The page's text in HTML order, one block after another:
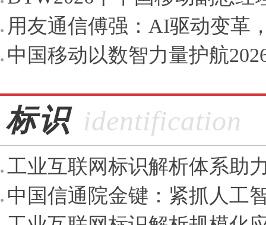
用友通信傅强：AI驱动变革
中国移动以数智力量护航
标识 identification
工业互联网标识解析体系助
中国信通院金键：紧抓人工